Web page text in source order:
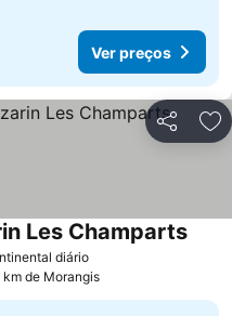
Ver preços
Partilhar
diário
Les Champarts
de Morangis